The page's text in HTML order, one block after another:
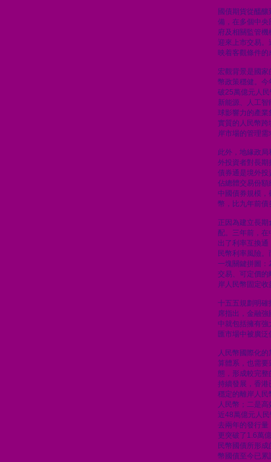
國債期貨從醞
備，在多個中央
府及相關監管
迎來上市交易。
映着客觀條件的
宏觀背景是國
幣政策穩健。今
破25萬億元人
新能源、人工
球影響力的產業
實質的人民幣跨
岸市場的管理需
此外，地緣政
外投資者對長期
債券通是境外投
佔總體交易份額
中國債券規模
幣，比九年前債
正因為建立長
配。三年前，
出了利率互換
民幣利率風險
一塊關鍵拼圖：
交易、可定價的
岸人民幣固定
十五五規劃明確
席指出，金融
中就包括擁有強
匯市場中被廣
人民幣國際化
算體系，也需要
態，形成較完整
持續發展，香港
穩定的離岸人
人民幣；二是
近48萬億元人
去兩年的發行
更突破了1.6萬
民幣國債所形
幣國債至今已